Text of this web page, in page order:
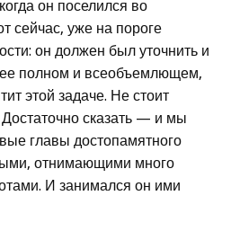
он поселился во
сейчас, уже на пороге
он должен был уточнить и
полном и всеобъемлющем,
этой задаче. Не стоит
Достаточно сказать — и мы
главы достопамятного
отнимающими много
И занимался он ими